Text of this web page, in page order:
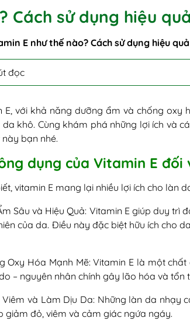
Cách sử dụng hiệu quả
E như thế nào? Cách sử dụng hiệu quả
đọc
E, với khả năng dưỡng ẩm và chống
khô. Cùng khám phá những lợi ích và
này bạn nhé.
dụng của Vitamin E đối
vitamin E mang lại nhiều lợi ích cho làn
Sâu và Hiệu Quả: Vitamin E giúp duy
của da. Điều này đặc biệt hữu ích cho
Oxy Hóa Mạnh Mẽ: Vitamin E là một
– nguyên nhân chính gây lão hóa và tổn
Viêm và Làm Dịu Da: Những làn da nhạy
giảm đỏ, viêm và cảm giác ngứa ngáy.